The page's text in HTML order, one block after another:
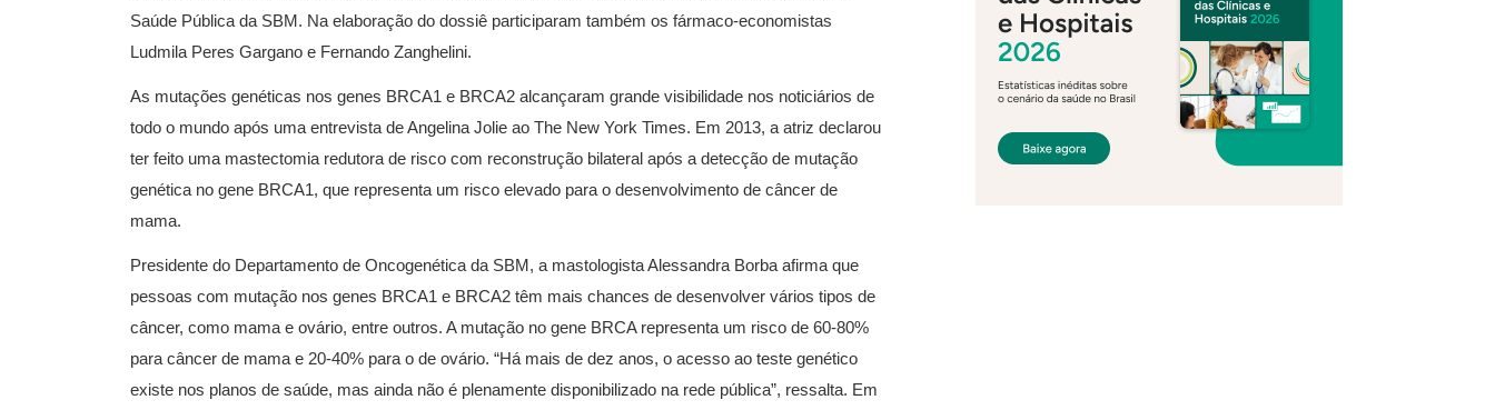
Saúde Pública da SBM. Na elaboração do dossiê participaram também os fármaco-economistas
Ludmila Peres Gargano e Fernando Zanghelini.
As mutações genéticas nos genes BRCA1 e BRCA2 alcançaram grande visibilidade nos noticiários de
todo o mundo após uma entrevista de Angelina Jolie ao The New York Times. Em 2013, a atriz declarou
ter feito uma mastectomia redutora de risco com reconstrução bilateral após a detecção de mutação
genética no gene BRCA1, que representa um risco elevado para o desenvolvimento de câncer de
mama.
Presidente do Departamento de Oncogenética da SBM, a mastologista Alessandra Borba afirma que
pessoas com mutação nos genes BRCA1 e BRCA2 têm mais chances de desenvolver vários tipos de
câncer, como mama e ovário, entre outros. A mutação no gene BRCA representa um risco de 60-80%
para câncer de mama e 20-40% para o de ovário. “Há mais de dez anos, o acesso ao teste genético
existe nos planos de saúde, mas ainda não é plenamente disponibilizado na rede pública”, ressalta. Em